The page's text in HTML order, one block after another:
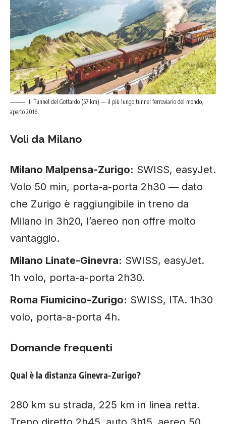
Il Tunnel del Gottardo (57 km) — il più lungo tunnel ferroviario del mondo,
aperto 2016.
Voli da Milano
Milano Malpensa-Zurigo: SWISS, easyJet.
Volo 50 min, porta-a-porta 2h30 — dato
che Zurigo è raggiungibile in treno da
Milano in 3h20, l’aereo non offre molto
vantaggio.
Milano Linate-Ginevra: SWISS, easyJet.
1h volo, porta-a-porta 2h30.
Roma Fiumicino-Zurigo: SWISS, ITA. 1h30
volo, porta-a-porta 4h.
Domande frequenti
Qual è la distanza Ginevra-Zurigo?
280 km su strada, 225 km in linea retta.